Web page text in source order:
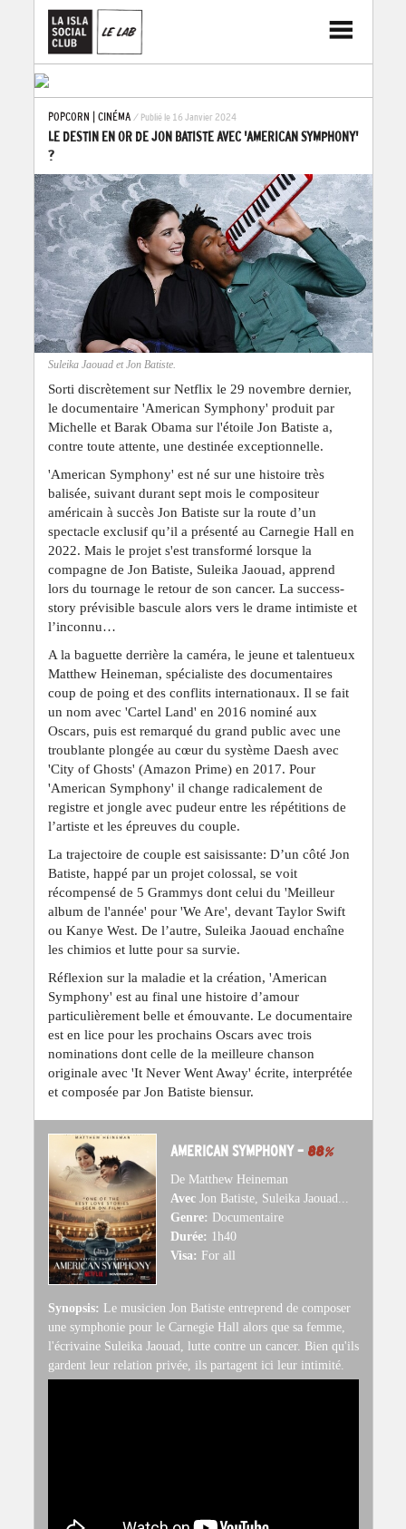
POPCORN CINÉMA / Publié le 16 Janvier 2024
LE DESTIN EN OR DE JON BATISTE AVEC 'AMERICAN SYMPHONY'
?
Suleika Jaouad et Jon Batiste.
Sorti discrètement sur Netflix le 29 novembre dernier,
le documentaire 'American Symphony' produit par
Michelle et Barak Obama sur l'étoile Jon Batiste a,
contre toute attente, une destinée exceptionnelle.
'American Symphony' est né sur une histoire très
balisée, suivant durant sept mois le compositeur
américain à succès Jon Batiste sur la route d’un
spectacle exclusif qu’il a présenté au Carnegie Hall en
2022. Mais le projet s'est transformé lorsque la
compagne de Jon Batiste, Suleika Jaouad, apprend
lors du tournage le retour de son cancer. La success-
story prévisible bascule alors vers le drame intimiste et
l’inconnu…
A la baguette derrière la caméra, le jeune et talentueux
Matthew Heineman, spécialiste des documentaires
coup de poing et des conflits internationaux. Il se fait
un nom avec 'Cartel Land' en 2016 nominé aux
Oscars, puis est remarqué du grand public avec une
troublante plongée au cœur du système Daesh avec
'City of Ghosts' (Amazon Prime) en 2017. Pour
'American Symphony' il change radicalement de
registre et jongle avec pudeur entre les répétitions de
l’artiste et les épreuves du couple.
La trajectoire de couple est saisissante: D’un côté Jon
Batiste, happé par un projet colossal, se voit
récompensé de 5 Grammys dont celui du 'Meilleur
album de l'année' pour 'We Are', devant Taylor Swift
ou Kanye West. De l’autre, Suleika Jaouad enchaîne
les chimios et lutte pour sa survie.
Réflexion sur la maladie et la création, 'American
Symphony' est au final une histoire d’amour
particulièrement belle et émouvante. Le documentaire
est en lice pour les prochains Oscars avec trois
nominations dont celle de la meilleure chanson
originale avec 'It Never Went Away' écrite, interprétée
et composée par Jon Batiste biensur.
AMERICAN SYMPHONY – 88%
De Matthew Heineman
AvecJon Batiste, Suleika Jaouad...
Genre: Documentaire
Durée: 1h40
Visa: For all
Synopsis: Le musicien Jon Batiste entreprend de composer
une symphonie pour le Carnegie Hall alors que sa femme,
l'écrivaine Suleika Jaouad, lutte contre un cancer. Bien qu'ils
gardent leur relation privée, ils partagent ici leur intimité.